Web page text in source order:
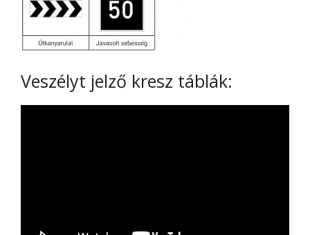
Veszélyt jelző kresz táblák: